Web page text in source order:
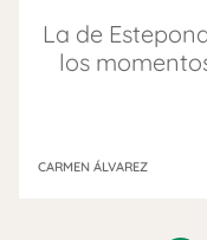
La de
los
CARMEN ÁLVAREZ